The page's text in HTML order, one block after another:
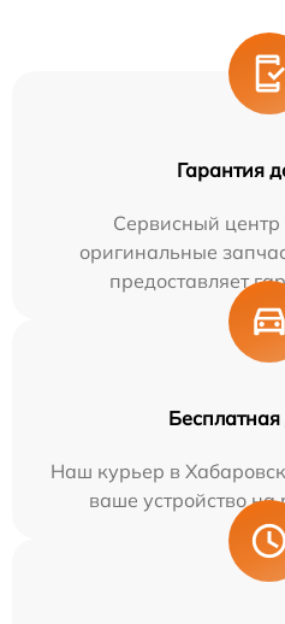
Гарантия
Сервисный центр
оригинальные
предоставляет
Бесплатная
Наш курьер в
ваше устройство на